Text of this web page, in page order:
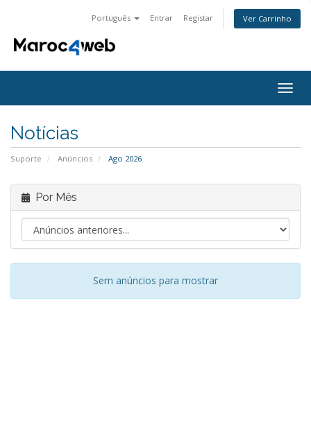
Português Entrar Registar Ver Carrinho
Notícias
Suporte Anúncios Ago 2026
Por Mês
Sem anúncios para mostrar